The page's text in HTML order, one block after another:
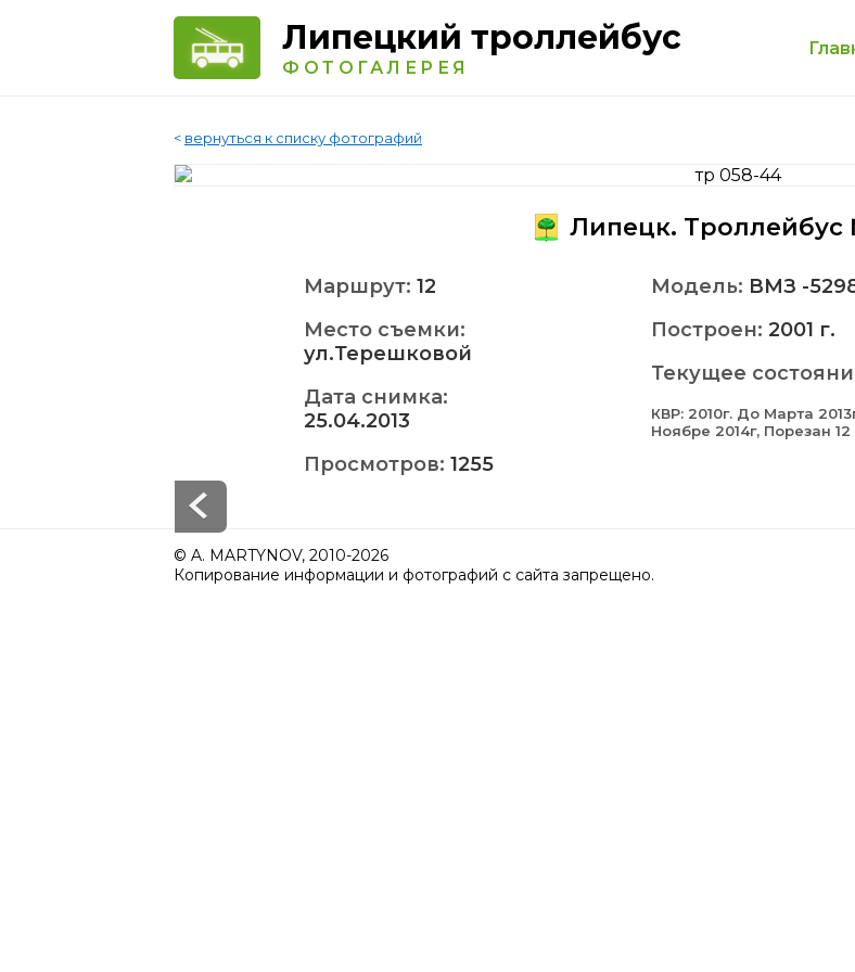
Липецкий троллейбус
ФОТОГАЛЕРЕЯ
< вернуться к списку фотографий
Липецк.
Маршрут: 12
Место съемки:
ул.Терешковой
Дата снимка:
25.04.2013
Просмотров: 1255
Модель: ВМЗ -
Построен: 2001 г.
Текущее
КВР: 2010г. До Марта
Ноябре 2014г, Порезан 12
© A. MARTYNOV, 2010-2026
Копирование информации и фотографий с сайта запрещено.